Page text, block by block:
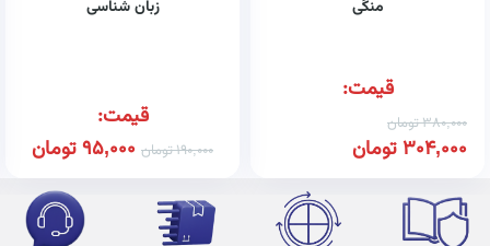
منگی
قیمت:
380,000تومان
304,000تومان
زبان شناسی
قیمت:
190,000تومان 95,000تومان